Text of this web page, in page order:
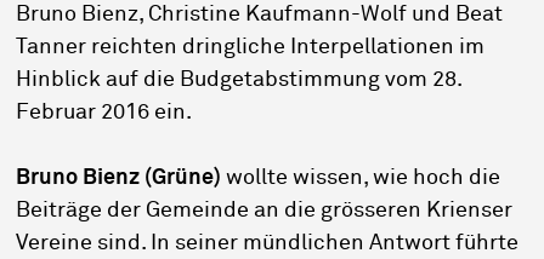
Bruno Bienz, Christine Kaufmann-Wolf und Beat
Tanner reichten dringliche Interpellationen im
Hinblick auf die Budgetabstimmung vom 28.
Februar 2016 ein.
Bruno Bienz (Grüne)wollte wissen, wie hoch die
Beiträge der Gemeinde an die grösseren Krienser
Vereine sind. In seiner mündlichen Antwort führte